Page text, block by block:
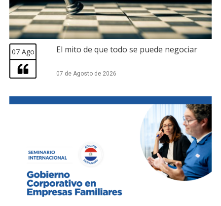
07 Ago El mito de que todo se puede negociar
07 de Agosto de 2026